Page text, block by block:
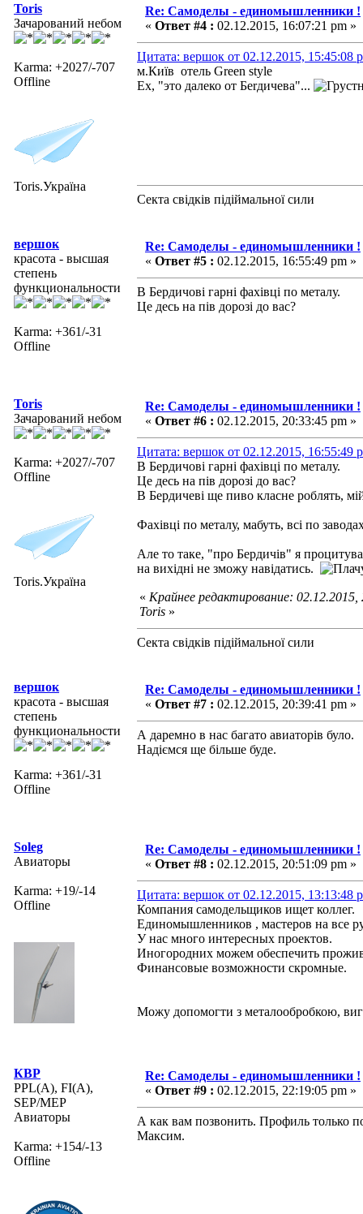
Toris
Зачарований небом
Karma: +2027/-707
Offline
Toris.Україна
Re: Самоделы - единомышленники !
« Ответ #4 : 02.12.2015, 16:07:21 pm »
Цитата: вершок от 02.12.2015, 15:45:08
м.Київ отель Green style
Ех, "это далеко от Беrдичева"...
Секта свідків підіймальної сили
вершок
красота - высшая
степень
функциональности
Karma: +361/-31
Offline
Re: Самоделы - единомышленники !
« Ответ #5 : 02.12.2015, 16:55:49 pm »
В Бердичові гарні фахівці по металу.
Це десь на пів дорозі до вас?
Toris
Зачарований небом
Karma: +2027/-707
Offline
Toris.Україна
Re: Самоделы - единомышленники !
« Ответ #6 : 02.12.2015, 20:33:45 pm »
Цитата: вершок от 02.12.2015, 16:55:49
В Бердичові гарні фахівці по металу.
Це десь на пів дорозі до вас?
В Бердичеві ще пиво класне роблять,
Фахівці по металу, мабуть, всі по
Але то таке, "про Бердичів" я
на вихідні не зможу навідатись.
« Крайнее редактирование:
Toris »
Секта свідків підіймальної сили
вершок
красота - высшая
степень
функциональности
Karma: +361/-31
Offline
Re: Самоделы - единомышленники !
« Ответ #7 : 02.12.2015, 20:39:41 pm »
А даремно в нас багато авиаторів було.
Надіємся ще більше буде.
Soleg
Авиаторы
Karma: +19/-14
Offline
Re: Самоделы - единомышленники !
« Ответ #8 : 02.12.2015, 20:51:09 pm »
Цитата: вершок от 02.12.2015, 13:13:48
Компания самодельщиков ищет коллег.
Единомышленников , мастеров на все
У нас много интересных проектов.
Иногородних можем обеспечить
Финансовые возможности скромные.
Можу допомогти з металообробкою,
КВР
PPL(A), FI(A),
SEP/MEP
Авиаторы
Karma: +154/-13
Offline
Re: Самоделы - единомышленники !
« Ответ #9 : 02.12.2015, 22:19:05 pm »
А как вам позвонить. Профиль только
Максим.